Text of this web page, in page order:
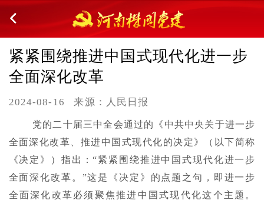
紧紧围绕推进中国式现代化进一步
全面深化改革
2024-08-16 来源：人民日报
党的二十届三中全会通过的《中共中央关于进一步
全面深化改革、推进中国式现代化的决定》（以下简称
《决定》）指出：“紧紧围绕推进中国式现代化进一步
全面深化改革。”这是《决定》的点题之句，即进一步
全面深化改革必须聚焦推进中国式现代化这个主题。